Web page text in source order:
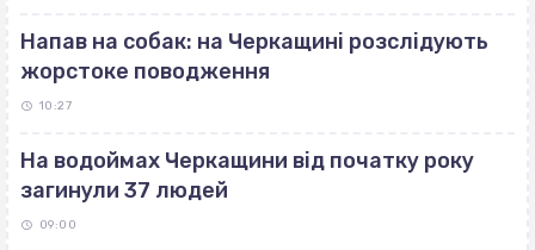
Напав на собак: на Черкащині розслідують
жорстоке поводження
10:27
На водоймах Черкащини від початку року
загинули 37 людей
09:00